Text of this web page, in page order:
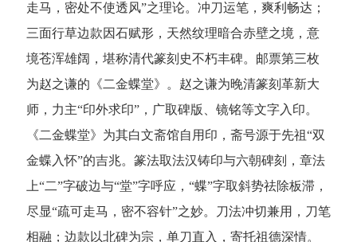
走马，密处不使透风”之理论。冲刀运笔，爽利畅达；
三面行草边款因石赋形，天然纹理暗合赤壁之境，意
境苍浑雄阔，堪称清代篆刻史不朽丰碑。 邮票第三枚
为赵之谦的《二金蝶堂》。赵之谦为晚清篆刻革新大
师，力主“印外求印”，广取碑版、镜铭等文字入印。
《二金蝶堂》为其白文斋馆自用印，斋号源于先祖“双
金蝶入怀”的吉兆。篆法取法汉铸印与六朝碑刻，章法
上“二”字破边与“堂”字呼应，“蝶”字取斜势祛除板滞，
尽显“疏可走马，密不容针”之妙。刀法冲切兼用，刀笔
相融；边款以北碑为宗，单刀直入，寄托祖德深情。